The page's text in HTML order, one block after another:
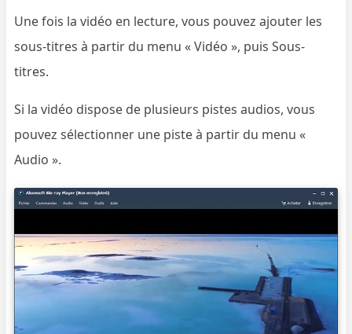
Une fois la vidéo en lecture, vous pouvez ajouter les
sous-titres à partir du menu « Vidéo », puis Sous-
titres.
Si la vidéo dispose de plusieurs pistes audios, vous
pouvez sélectionner une piste à partir du menu «
Audio ».